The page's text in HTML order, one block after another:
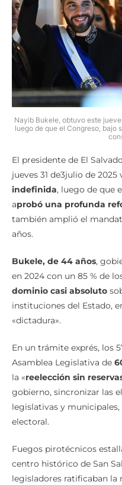
Nayib Bukele, obtuvo este
luego de que el Congreso, bajo
El presidente de El
jueves 31 de3julio de 2025
indefinida, luego de que
aprobó una profunda
también amplió el
años.
Bukele, de 44 años,
en 2024 con un 85 % de
dominio casi absoluto
instituciones del Estado,
«dictadura».
En un trámite exprés, los
Asamblea Legislativa de
la «reelección sin
gobierno, sincronizar las
legislativas y
electoral.
Fuegos pirotécnicos
centro histórico de San
legisladores ratificaban